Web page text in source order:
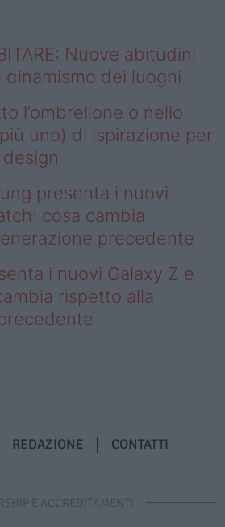
Nuove abitudini
dei luoghi
l’ombrellone o nello
uno) di ispirazione per
presenta i nuovi
cosa cambia
precedente
i nuovi Galaxy Z e
rispetto alla
REDAZIONE CONTATTI
E ACCREDITAMENTI